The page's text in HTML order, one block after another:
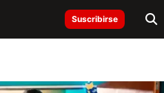
Suscribirse